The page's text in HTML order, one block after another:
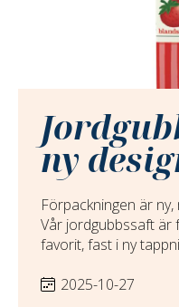
ny
Förpackningen är
Vår jordgubbssaft är
favorit, fast i ny
2025-10-27